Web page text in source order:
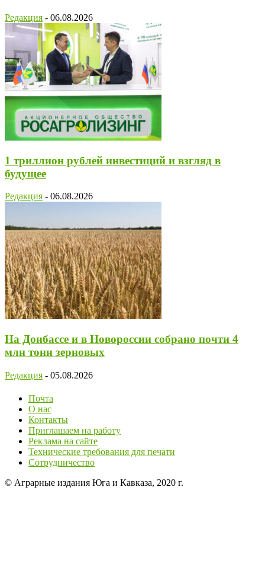
Редакция - 06.08.2026
1 триллион рублей инвестиций и взгляд в
будущее
Редакция - 06.08.2026
На Донбассе и в Новороссии собрано почти 4
млн тонн зерновых
Редакция - 05.08.2026
Почта
О нас
Контакты
Приглашаем на работу
Реклама на сайте
Технические требования для печати
Сотрудничество
© Аграрные издания Юга и Кавказа, 2020 г.